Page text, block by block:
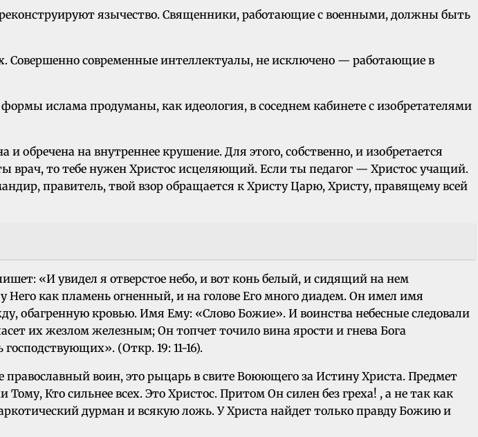
язычество. Священники, работающие с военными, должны быть
Совершенно современные интеллектуалы, не исключено — работающие в
ислама продуманы, как идеология, в соседнем кабинете с изобретателями
обречена на внутреннее крушение. Для этого, собственно, и изобретается
врач, то тебе нужен Христос исцеляющий. Если ты педагог — Христос учащий.
правитель, твой взор обращается к Христу Царю, Христу, правящему всей
«И увидел я отверстое небо, и вот конь белый, и сидящий на нем
как пламень огненный, и на голове Его много диадем. Он имел имя
обагренную кровью. Имя Ему: «Слово Божие». И воинства небесные следовали
их жезлом железным; Он топчет точило вина ярости и гнева Бога
(Откр. 19: 11-16).
воин, это рыцарь в свите Воюющего за Истину Христа. Предмет
Кто сильнее всех. Это Христос. Притом Он силен без греха! , а не так как
дурман и всякую ложь. У Христа найдет только правду Божию и